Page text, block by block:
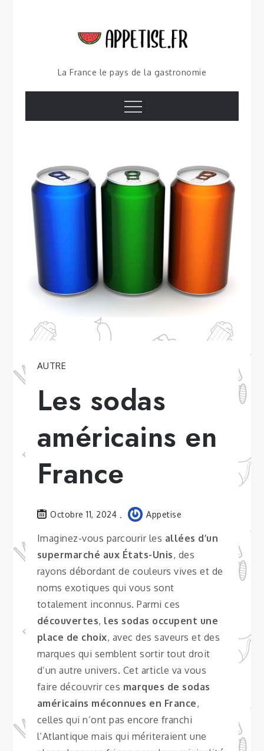
La France le pays de la gastronomie
Menu
AUTRE
Les sodas
américains en
France
Octobre 11, 2024 Appetise
Imaginez-vous parcourir les allées d’un
supermarché aux États-Unis, des
rayons débordant de couleurs vives et de
noms exotiques qui vous sont
totalement inconnus. Parmi ces
découvertes, les sodas occupent une
place de choix, avec des saveurs et des
marques qui semblent sortir tout droit
d’un autre univers. Cet article va vous
faire découvrir ces marques de sodas
américains méconnues en France,
celles qui n’ont pas encore franchi
l’Atlantique mais qui mériteraient une